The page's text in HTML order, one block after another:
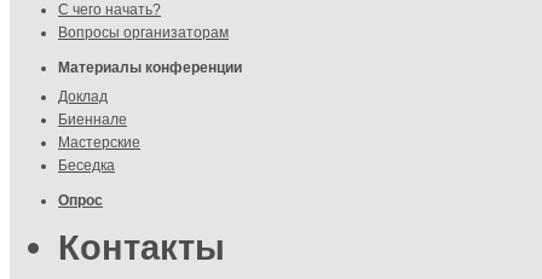
С чего начать?
Вопросы организаторам
Материалы конференции
Доклад
Биеннале
Мастерские
Беседка
Опрос
Контакты